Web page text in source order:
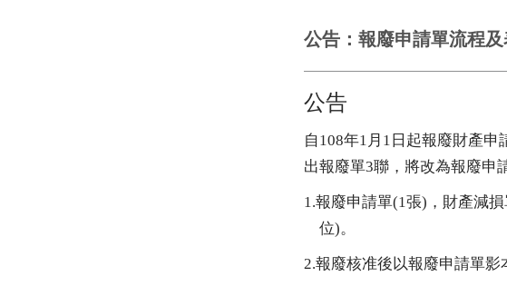
公告：報廢申請單流程
公告
自108年1 月 1 日起報廢財產申
出報廢單3聯，將改為報廢申
1.報廢申請單(1張) ，財產減
位)。
2.報廢核准後以報廢申請單